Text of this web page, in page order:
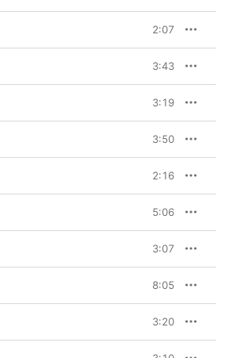
2:07
3:43
3:19
3:50
2:16
5:06
3:07
8:05
3:20